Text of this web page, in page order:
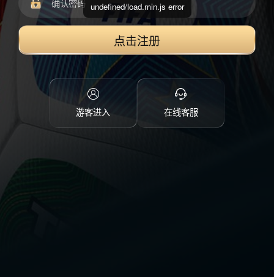
点击注册
游客进入 在线客服
undefined/load.min.js error